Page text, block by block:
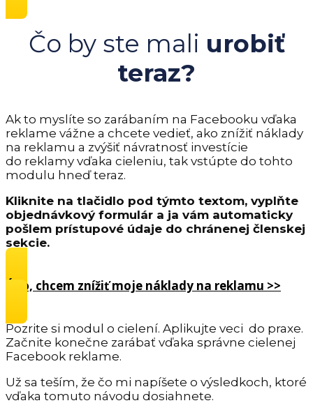
Čo by ste mali urobiť
teraz?
Ak to myslíte so zarábaním na Facebooku vďaka
reklame vážne a chcete vedieť, ako znížiť náklady
na reklamu a zvýšiť návratnosť investície
do reklamy vďaka cieleniu, tak vstúpte do tohto
modulu hneď teraz.
Kliknite na tlačidlo pod týmto textom, vyplňte
objednávkový formulár a ja vám automaticky
pošlem prístupové údaje do chránenej členskej
sekcie.
Áno, chcem znížiť moje náklady na reklamu >>
Pozrite si modul o cielení. Aplikujte veci do praxe.
Začnite konečne zarábať vďaka správne cielenej
Facebook reklame.
Už sa teším, že čo mi napíšete o výsledkoch, ktoré
vďaka tomuto návodu dosiahnete.